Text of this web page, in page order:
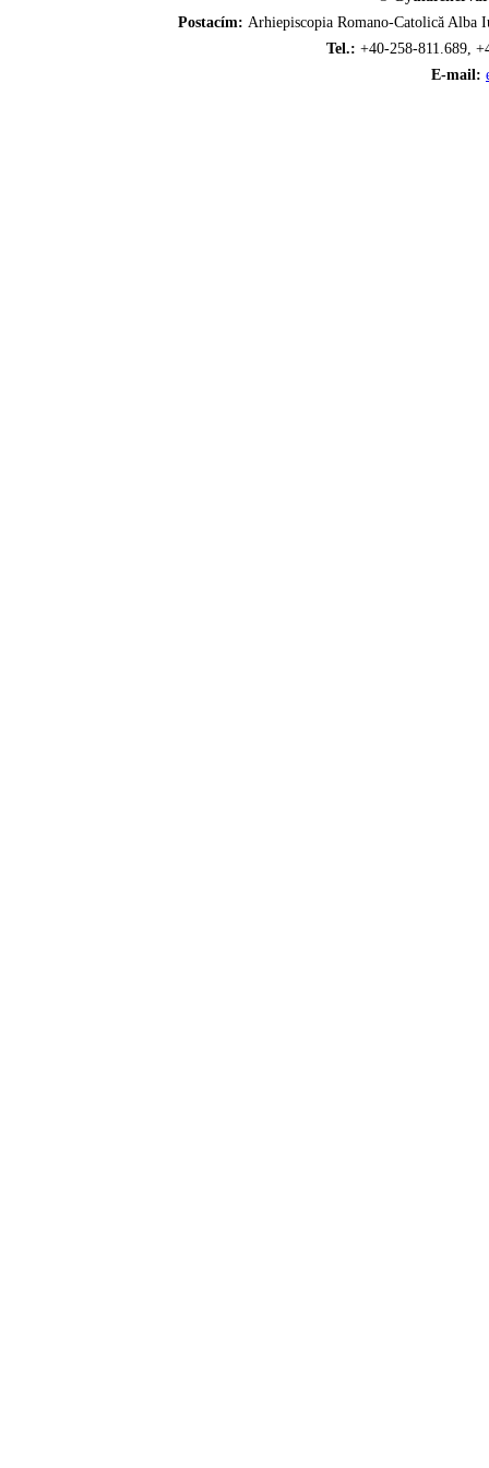
Postacím: Arhiepiscopia Romano-Catolică
Tel.: +40-258-811.689,
E-mail: